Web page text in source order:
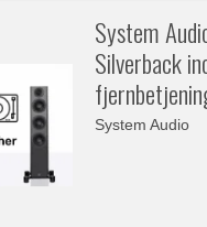
System
Silverback
System Audio